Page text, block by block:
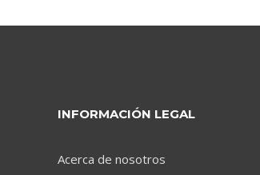
INFORMACIÓN LEGAL
Acerca de nosotros